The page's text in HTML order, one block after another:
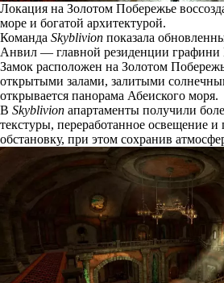
Локация на Золотом Побережье
море и богатой архитектурой.
Команда Skyblivion показала
Анвил — главной резиденции
Замок расположен на Золотом
открытыми залами, залитыми
открывается панорама Абеиского моря.
В Skyblivion апартаменты получили
текстуры, переработанное освещение
обстановку, при этом сохранив